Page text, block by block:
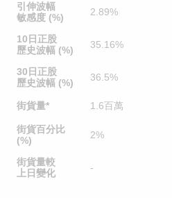
引伸波幅
敏感度 (%)
2.89%
10日正股
歷史波幅 (%)
35.16%
30日正股
歷史波幅 (%)
36.5%
街貨量* 1.6百萬
街貨百分比
(%)
2%
街貨量較
上日變化
-